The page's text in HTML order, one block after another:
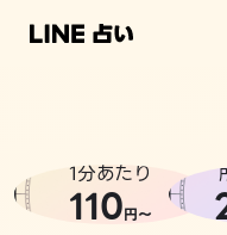
相談事例
1分あたり
110円〜